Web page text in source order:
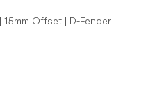
Offset | D-Fender